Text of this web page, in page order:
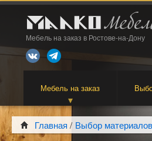
Мебель на заказ в Ростове-на-Дону
Мебель на заказ
Главная / Выбор материалов